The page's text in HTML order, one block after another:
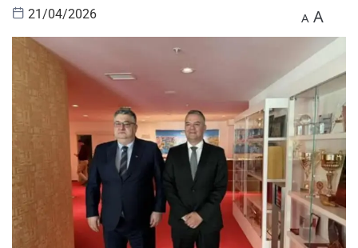
21/04/2026 A A